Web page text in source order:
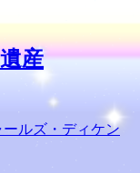
産
ールズ・ディケン